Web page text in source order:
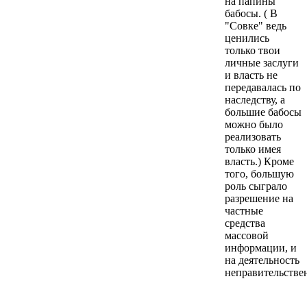
бабосы. ( В
"Совке" ведь
ценились
только твои
личные заслуги
и власть не
передавалась по
наследству, а
большие бабосы
можно было
реализовать
только имея
власть.) Кроме
того, большую
роль сыграло
разрешение на
частные
средства
массовой
информации, и
на деятельность